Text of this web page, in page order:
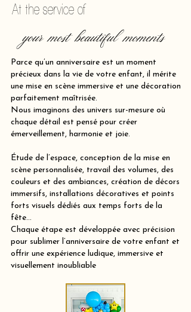
At the service of
your most beautiful moments
Parce qu’un anniversaire est un moment
précieux dans la vie de votre enfant, il mérite
une mise en scène immersive et une décoration
parfaitement maîtrisée.
Nous imaginons des univers sur-mesure où
chaque détail est pensé pour créer
émerveillement, harmonie et joie.
Étude de l’espace, conception de la mise en
scène personnalisée, travail des volumes, des
couleurs et des ambiances, création de décors
immersifs, installations décoratives et points
forts visuels dédiés aux temps forts de la
fête…
Chaque étape est développée avec précision
pour sublimer l’anniversaire de votre enfant et
offrir une expérience ludique, immersive et
visuellement inoubliable